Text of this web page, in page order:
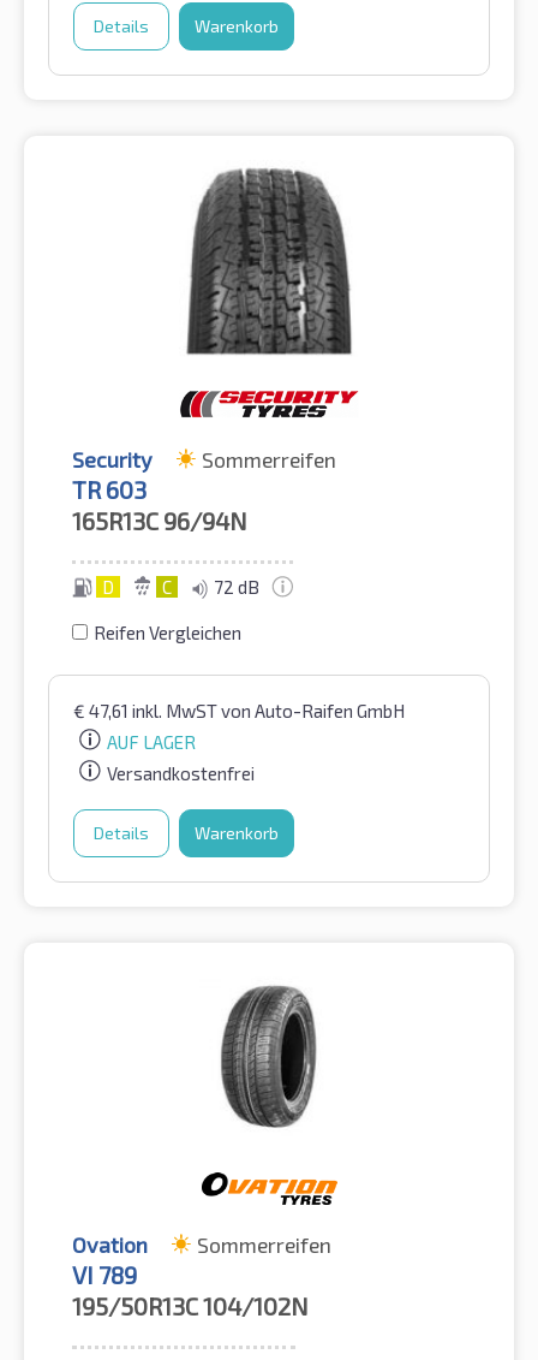
Details Warenkorb
Security Sommerreifen
TR 603
165R13C 96/94N
D C 72 dB
Reifen Vergleichen
€ 47,61 inkl. MwSTvon Auto-Raifen GmbH
AUF LAGER
Versandkostenfrei
Details Warenkorb
Ovation Sommerreifen
VI 789
195/50R13C104/102N